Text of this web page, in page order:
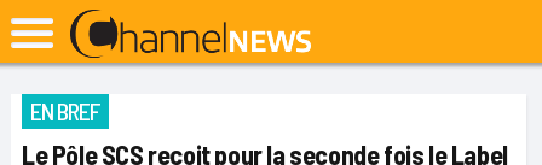
EN BREF
Le Pôle SCS reçoit pour la seconde fois le Label